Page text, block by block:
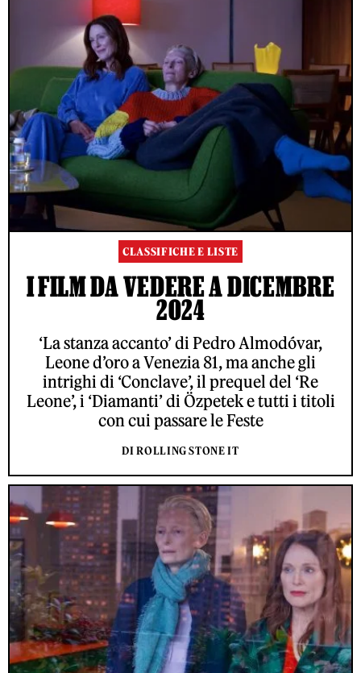
CLASSIFICHE E LISTE
I FILM DA VEDERE A DICEMBRE
2024
‘La stanza accanto’ di Pedro Almodóvar,
Leone d’oro a Venezia 81, ma anche gli
intrighi di ‘Conclave’, il prequel del ‘Re
Leone’, i ‘Diamanti’ di Özpetek e tutti i titoli
con cui passare le Feste
DI ROLLING STONE IT